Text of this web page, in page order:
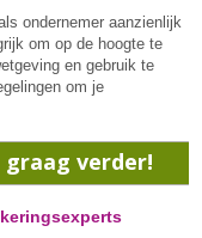
ondernemer aanzienlijk
om op de hoogte te
en gebruik te
om je
graag verder!